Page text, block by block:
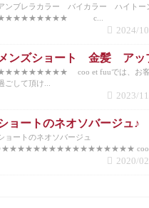
ンブレラカラー バイカラー ハイトー
c...
2024/
coo et fuuでは、お客
ごして頂け...
2023/
ョートのネオソバージュ♪
ョートのネオソバージュ
2020/